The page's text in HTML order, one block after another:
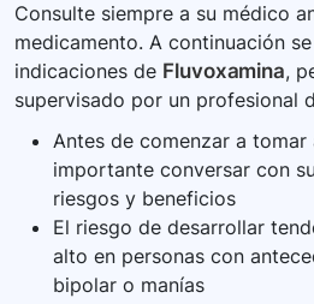
Consulte siempre a su médico
medicamento. A continuación
indicaciones de Fluvoxamina,
supervisado por un profesional
Antes de comenzar a tomar
importante conversar con
riesgos y beneficios
El riesgo de desarrollar
alto en personas con
bipolar o manías